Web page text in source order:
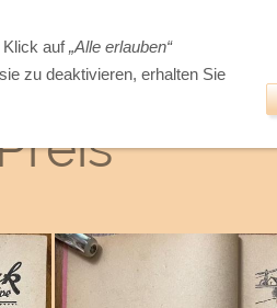
Klick auf„Alle erlauben“
zu deaktivieren, erhalten Sie